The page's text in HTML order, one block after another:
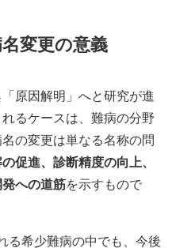
変更の意義
原因解明」へと研究が進
るケースは、難病の分野
の変更は単なる名称の問
促進、診断精度の向上、
への道筋を示すもので
る希少難病の中でも、今後